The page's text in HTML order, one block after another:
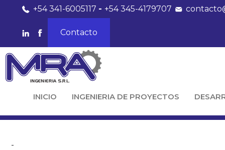
+54 341-6005117 -+54 345-4179707
Contacto
INICIO INGENIERIA DE PROYECTOS
-